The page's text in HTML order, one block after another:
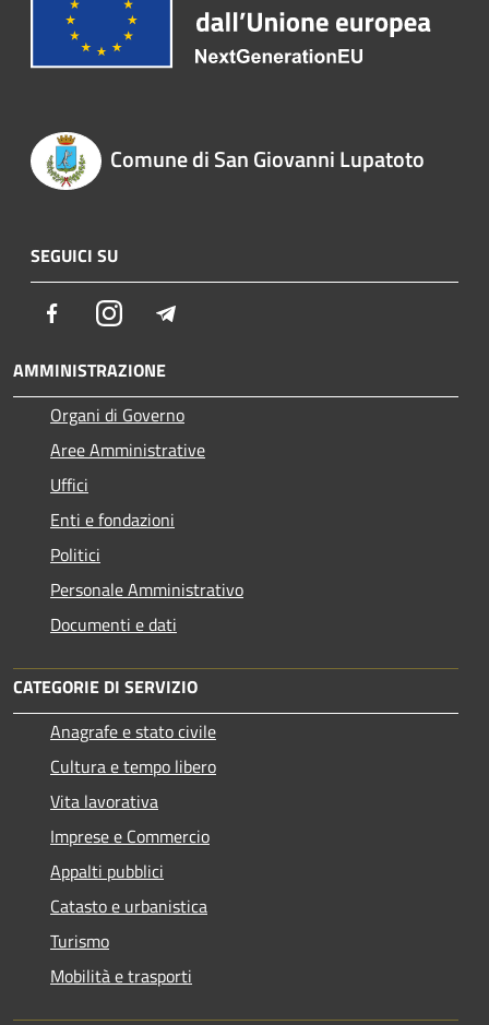
Comune di San Giovanni Lupatoto
SEGUICI SU
FacebookInstagram
AMMINISTRAZIONE
Organi di Governo
Aree Amministrative
Uffici
Enti e fondazioni
Politici
Personale Amministrativo
Documenti e dati
CATEGORIE DI SERVIZIO
Anagrafe e stato civile
Cultura e tempo libero
Vita lavorativa
Imprese e Commercio
Appalti pubblici
Catasto e urbanistica
Turismo
Mobilità e trasporti